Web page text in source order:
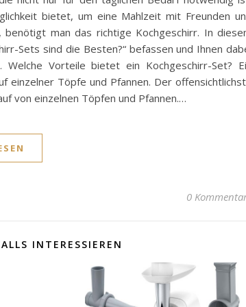
bietet, um eine Mahlzeit mit Freunden
man das richtige Kochgeschirr. In
Sets sind die Besten?“ befassen und Ihnen
Vorteile bietet ein Kochgeschirr-Set?
einzelner Töpfe und Pfannen. Der
von einzelnen Töpfen und Pfannen.…
0
INTERESSIEREN